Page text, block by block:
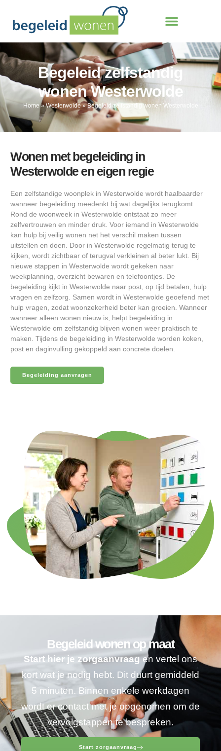
Begeleid zelfstandig
wonen Westerwolde
Home»Westerwolde»Begeleid zelfstandig wonen Westerwolde
Wonen met begeleiding in
Westerwolde en eigen regie
Een zelfstandige woonplek in Westerwolde wordt haalbaarder
wanneer begeleiding meedenkt bij wat dagelijks terugkomt.
Rond de woonweek in Westerwolde ontstaat zo meer
zelfvertrouwen en minder druk. Voor iemand in Westerwolde
kan hulp bij veilig wonen net het verschil maken tussen
uitstellen en doen. Door in Westerwolde regelmatig terug te
kijken, wordt zichtbaar of terugval verkleinen al beter lukt. Bij
nieuwe stappen in Westerwolde wordt gekeken naar
weekplanning, overzicht bewaren en telefoontjes. De
begeleiding kijkt in Westerwolde naar post, op tijd betalen, hulp
vragen en zelfzorg. Samen wordt in Westerwolde geoefend met
hulp vragen, zodat woonzekerheid beter kan groeien. Wanneer
wanneer alleen wonen nieuw is, helpt begeleiding in
Westerwolde om zelfstandig blijven wonen weer praktisch te
maken. Tijdens de begeleiding in Westerwolde worden koken,
post en daginvulling gekoppeld aan concrete doelen.
Begeleiding aanvragen
Begeleid wonen op maat
Start hier je zorgaanvraagen vertel ons
kort wat je nodig hebt. Dit duurt gemiddeld
5 minuten. Binnen enkele werkdagen
wordt er contact met je opgenomen om de
vervolgstappen te bespreken.
Start zorgaanvraag